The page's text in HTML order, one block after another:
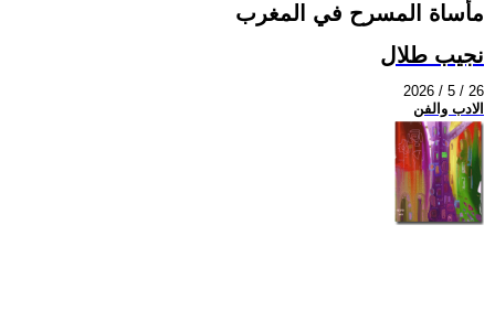
مأساة المسرح في المغرب
نجيب طلال
2026 / 5 / 26
الادب والفن